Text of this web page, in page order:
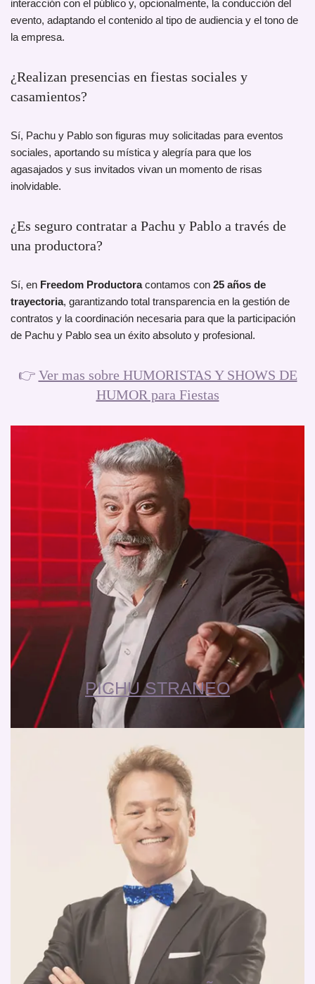
interacción con el público y, opcionalmente, la conducción del
evento, adaptando el contenido al tipo de audiencia y el tono de
la empresa.
¿Realizan presencias en fiestas sociales y
casamientos?
Sí, Pachu y Pablo son figuras muy solicitadas para eventos
sociales, aportando su mística y alegría para que los
agasajados y sus invitados vivan un momento de risas
inolvidable.
¿Es seguro contratar a Pachu y Pablo a través de
una productora?
Sí, en Freedom Productoracontamos con 25 años de
trayectoria, garantizando total transparencia en la gestión de
contratos y la coordinación necesaria para que la participación
de Pachu y Pablo sea un éxito absoluto y profesional.
👉 Ver mas sobre HUMORISTAS Y SHOWS DE
HUMOR para Fiestas
PICHU STRANEO